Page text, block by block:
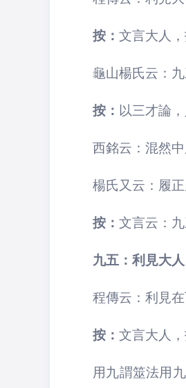
按： 文言大人，
龜山楊氏云：九
按： 以三才論
西銘云：混然中
楊氏又云：履正
按： 文言云：九
九五：利見大人
程傳云：利見在
按： 文言大人，
用九謂筮法用